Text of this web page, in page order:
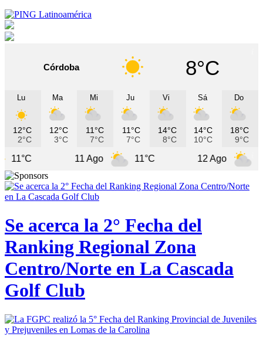
Córdoba 8°C
Lu
12°C
2°C
Ma
12°C
3°C
Mi
11°C
7°C
Ju
11°C
7°C
Vi
14°C
8°C
Sá
14°C
10°C
Do
18°C
9°C
11°C 10°C
Se acerca la 2° Fecha del
Ranking Regional Zona
Centro/Norte en La Cascada
Golf Club